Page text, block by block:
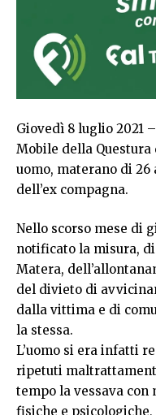
Giovedì 8 luglio 2021
Mobile della
uomo, materano di
dell’ex compagna.
Nello scorso mese di
notificato la misura,
Matera,
del divieto di
dalla vittima e di
la stessa.
L’uomo si era infatti
ripetuti
tempo la vessava
fisiche e